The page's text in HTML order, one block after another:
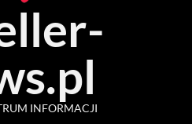
INFORMACJI